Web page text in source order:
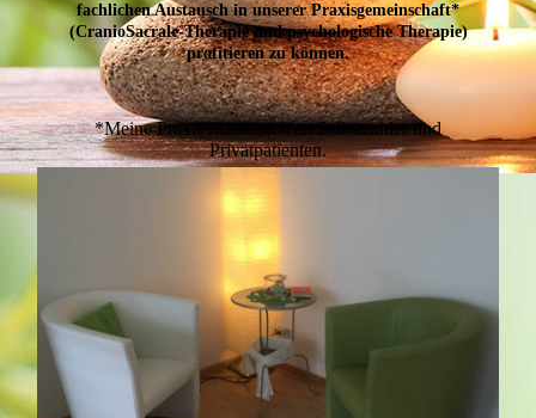
fachlichen Austausch in unserer Praxisgemeinschaft*
(CranioSacrale-Therapie und psychologische Therapie)
profitieren zu können.
*Meine Praxis richtet sich an Selbstzahler und
Privatpatienten.